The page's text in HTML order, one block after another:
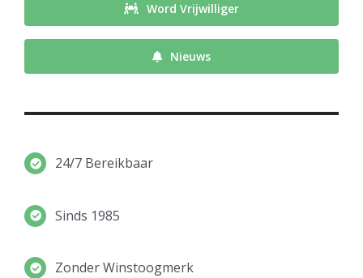
Word Vrijwilliger
Nieuws
24/7 Bereikbaar
Sinds 1985
Zonder Winstoogmerk